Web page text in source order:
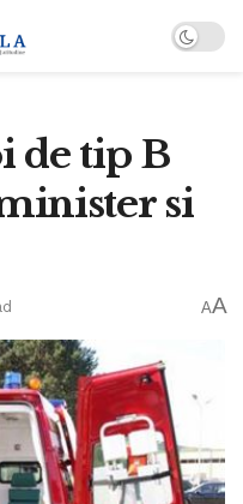
de tip B
si
AA